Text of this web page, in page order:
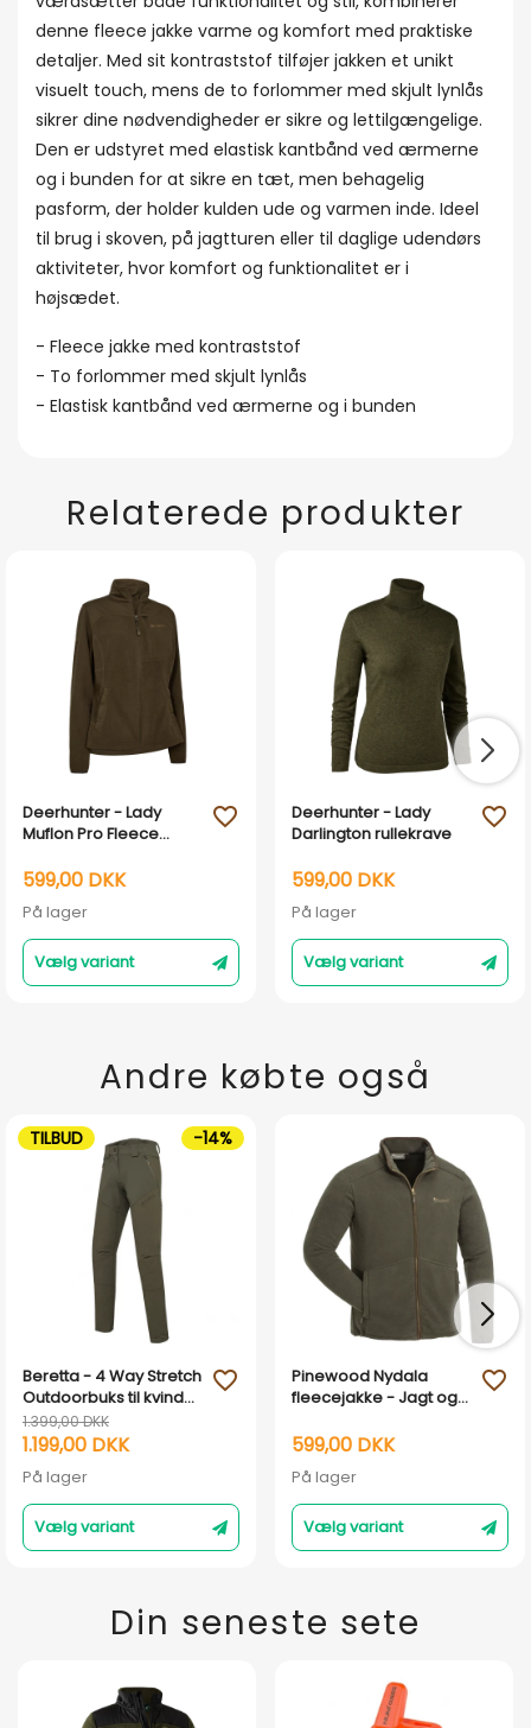
denne fleece jakke varme og komfort med praktiske
detaljer. Med sit kontraststof tilføjer jakken et unikt
visuelt touch, mens de to forlommer med skjult lynlås
sikrer dine nødvendigheder er sikre og lettilgængelige.
Den er udstyret med elastisk kantbånd ved ærmerne
og i bunden for at sikre en tæt, men behagelig
pasform, der holder kulden ude og varmen inde. Ideel
til brug i skoven, på jagtturen eller til daglige udendørs
aktiviteter, hvor komfort og funktionalitet er i
højsædet.
- Fleece jakke med kontraststof
- To forlommer med skjult lynlås
- Elastisk kantbånd ved ærmerne og i bunden
Relaterede produkter
Deerhunter - Lady
Muflon Pro Fleece
599,00 DKK
På lager
Vælg variant
favorite_outline
Deerhunter - Lady
Darlington rullekrave
599,00 DKK
På lager
Vælg variant
favorite_outline
Andre købte også
Beretta - 4 Way Stretch
Outdoorbuks til kvinder
- Green Moss
1.399,00 DKK
1.199,00 DKK
På lager
Vælg variant
favorite_outline
TILBUD -14%
Pinewood Nydala
fleecejakke - Jagt og
599,00 DKK
På lager
Vælg variant
favorite_outline
Din seneste sete